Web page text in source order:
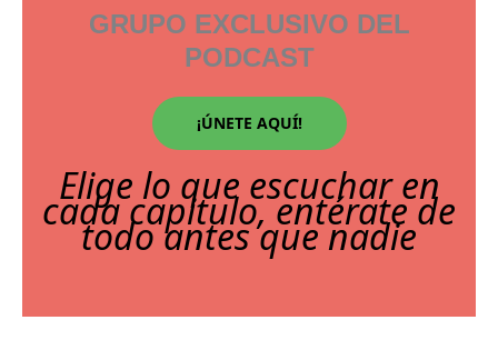
GRUPO EXCLUSIVO DEL
PODCAST
¡ÚNETE AQUÍ!
Elige lo que escuchar en
cada capitulo, entérate de
todo antes que nadie